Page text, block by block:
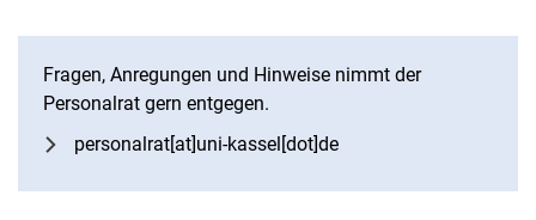
Fragen, Anregungen und Hinweise nimmt der
Personalrat gern entgegen.
personalrat[at]uni-kassel[dot]de
Nach oben